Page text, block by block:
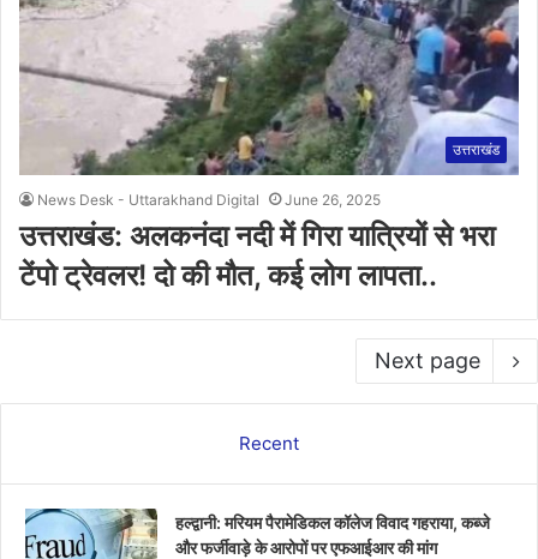
उत्तराखंड
News Desk - Uttarakhand Digital June 26, 2025
उत्तराखंड: अलकनंदा नदी में गिरा यात्रियों से भरा
टेंपो ट्रेवलर! दो की मौत, कई लोग लापता..
Next page
Recent
हल्द्वानी: मरियम पैरामेडिकल कॉलेज विवाद गहराया, कब्जे
और फर्जीवाड़े के आरोपों पर एफआईआर की मांग